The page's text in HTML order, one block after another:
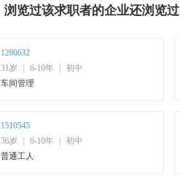
浏览过该求职者的企业还浏览过
1280632
31岁
6-10年
初中
车间管理
1510545
36岁
6-10年
初中
普通工人